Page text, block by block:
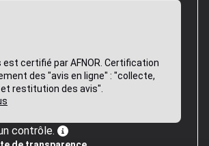
est certifié par AFNOR. Certification
des "avis en ligne" : "collecte,
restitution des avis".
contrôle.